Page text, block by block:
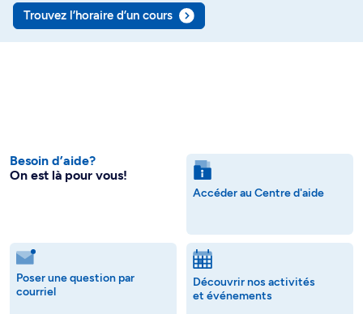
Trouvez l’horaire d’un cours
Besoin d’aide?
On est là pour vous!
Accéder au Centre d'aide
Poser une question par
courriel
Découvrir nos activités
et événements